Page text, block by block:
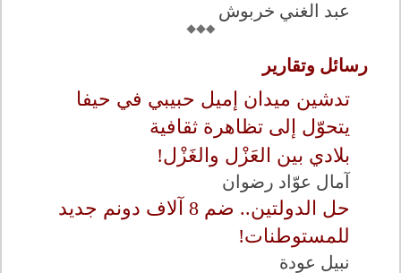
عبد الغني خربوش
رسائل وتقارير
تدشين ميدان إميل حبيبي في حيفا
يتحوّل إلى تظاهرة ثقافية
بلادي بين العَزْل والغَزْل!
آمال عوّاد رضوان
حل الدولتين.. ضم 8 آلاف دونم جديد
للمستوطنات!
نبيل عودة